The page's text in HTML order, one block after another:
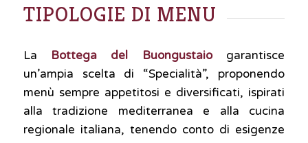
TIPOLOGIE DI MENU
La Bottega del Buongustaiogarantisce
un’ampia scelta di “Specialità”, proponendo
menù sempre appetitosi e diversificati, ispirati
alla tradizione mediterranea e alla cucina
regionale italiana, tenendo conto di esigenze